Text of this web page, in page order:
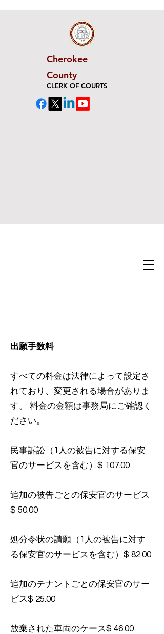
Cherokee
County
CLERK OF COURTS
出願手数料
すべての料金は法律によって設定さ
れており、変更される場合がありま
す。 料金の金額は事務局にご確認く
ださい。
民事訴訟（1人の被告に対する保安
官のサービスを含む）$ 107.00
追加の被告ごとの保安官のサービス
$ 50.00
処分令状の請願（1人の被告に対す
る保安官のサービスを含む）$ 82.00
追加のテナントごとの保安官のサー
ビス$ 25.00
放棄された車両のケース$ 46.00